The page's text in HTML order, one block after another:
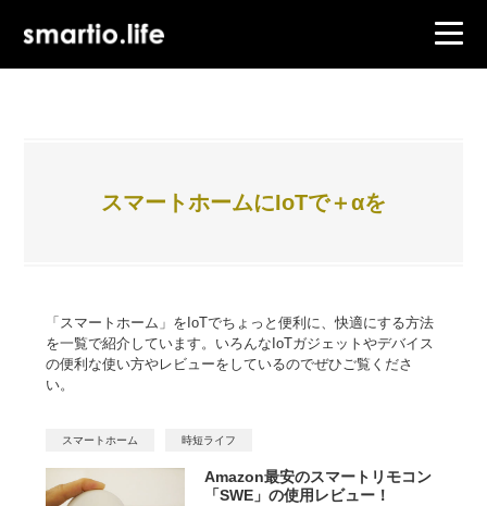
スマートホームにIoTで＋αを
「スマートホーム」をIoTでちょっと便利に、快適にする方法
を一覧で紹介しています。いろんなIoTガジェットやデバイス
の便利な使い方やレビューをしているのでぜひご覧くださ
い。
スマートホーム 時短ライフ
Amazon最安のスマートリモコン
「SWE」の使用レビュー！